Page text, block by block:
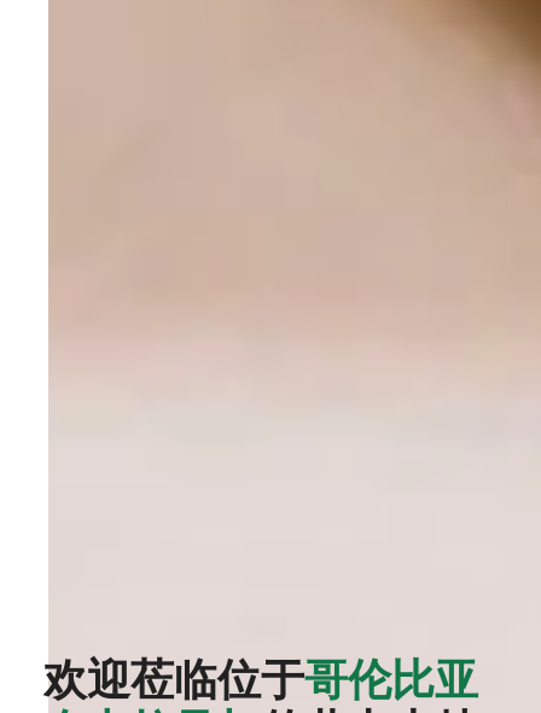
欢迎莅临位于哥伦比亚